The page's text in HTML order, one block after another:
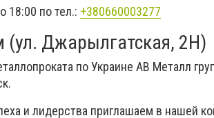
18:00 по тел.: +380660003277
Джарылгатская, 2Н)
по Украине АВ Металл
и лидерства приглашаем в нашей